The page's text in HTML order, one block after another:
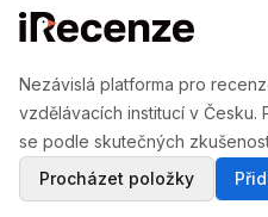
Nezávislá platforma pro
vzdělávacích institucí v Česku.
se podle skutečných
Procházet položky